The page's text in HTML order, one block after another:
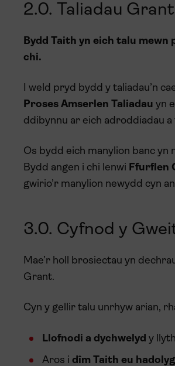
2.0. Taliadau Grant
Bydd Taith yn eich talu mewn
chi.
I weld pryd bydd y taliadau’n
Proses Amserlen Taliadau yn
ddibynnu ar eich adroddiadau a
Os bydd eich manylion banc
Bydd angen i chi lenwi Ffurflen
gwirio’r manylion newydd cyn
3.0. Cyfnod y
Mae’r holl brosiectau yn
Grant.
Cyn y gellir talu unrhyw arian,
Llofnodi a dychwelyd y
Aros i dîm Taith eu